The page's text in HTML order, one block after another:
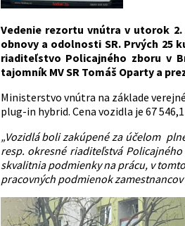
Vedenie rezortu vnútra v utorok
obnovy a odolnosti SR. Prvých 25
riaditeľstvo Policajného zboru v
tajomník MV SR Tomáš Oparty a
Ministerstvo vnútra na základe
plug-in hybrid. Cena vozidla je 67
„Vozidlá boli zakúpené za účelom
resp. okresné riaditeľstvá
skvalitnia podmienky na prácu, v
pracovných podmienok